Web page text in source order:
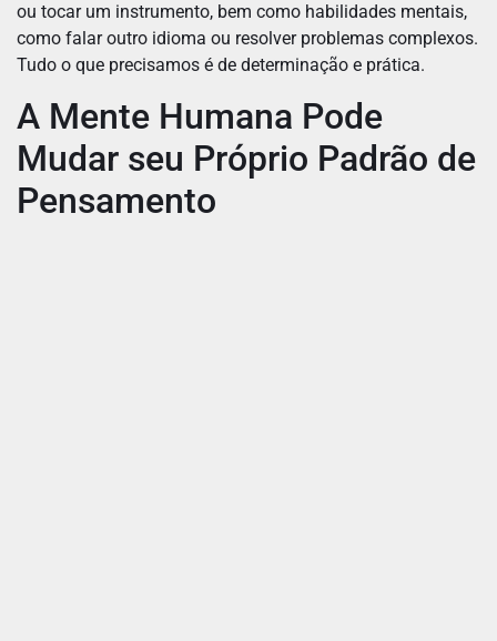
ou tocar um instrumento, bem como habilidades mentais,
como falar outro idioma ou resolver problemas complexos.
Tudo o que precisamos é de determinação e prática.
A Mente Humana Pode
Mudar seu Próprio Padrão de
Pensamento